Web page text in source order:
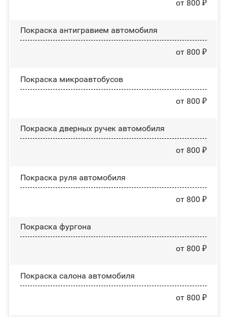
от 800 ₽
Покраска антигравием автомобиля
от 800 ₽
Покраска микроавтобусов
от 800 ₽
Покраска дверных ручек автомобиля
от 800 ₽
Покраска руля автомобиля
от 800 ₽
Покраска фургона
от 800 ₽
Покраска салона автомобиля
от 800 ₽